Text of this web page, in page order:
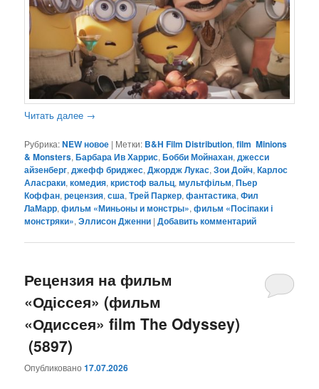
Читать далее →
Рубрика:NEW новое | Метки: B&H Film Distribution,film Minions
& Monsters,Барбара Ив Харрис,Бобби Мойнахан,джесси
айзенберг,джефф бриджес,Джордж Лукас,Зои Дойч,Карлос
Аласраки,комедия,кристоф вальц,мультфільм,Пьер
Коффан,рецензия,сша,Трей Паркер,фантастика,Фил
ЛаМарр,фильм «Миньоны и монстры»,фильм «Посіпаки і
монстряки»,Эллисон Дженни |Добавить комментарий
Рецензия на фильм
«Одіссея» (фильм
«Одиссея» film The Odyssey)
(5897)
Опубликовано17.07.2026